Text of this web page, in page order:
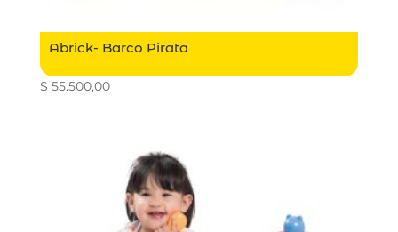
Abrick- Barco Pirata
$ 55.500,00